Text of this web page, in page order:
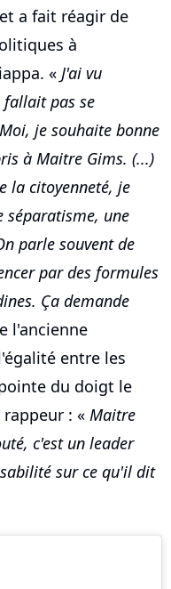
a fait réagir de
à
« J'ai vu
pas se
je souhaite bonne
à Maitre Gims. (...)
la citoyenneté, je
une
parle souvent de
par des formules
Ça demande
l'ancienne
entre les
du doigt le
: « Maitre
c'est un leader
sur ce qu'il dit